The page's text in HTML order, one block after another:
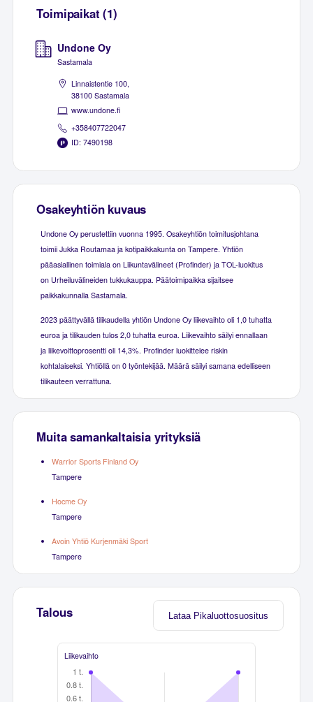
Toimipaikat (1)
Undone Oy
Sastamala
Linnaistentie 100,
38100 Sastamala
www.undone.fi
+358407722047
ID: 7490198
Osakeyhtiön kuvaus
Undone Oy perustettiin vuonna 1995. Osakeyhtiön toimitusjohtana
toimii Jukka Routamaa ja kotipaikkakunta on Tampere. Yhtiön
pääasiallinen toimiala on Liikuntavälineet (Profinder) ja TOL-luokitus
on Urheiluvälineiden tukkukauppa. Päätoimipaikka sijaitsee
paikkakunnalla Sastamala.
2023 päättyvällä tilikaudella yhtiön Undone Oy liikevaihto oli 1,0 tuhatta
euroa ja tilikauden tulos 2,0 tuhatta euroa. Liikevaihto säilyi ennallaan
ja liikevoittoprosentti oli 14,3%. Profinder luokittelee riskin
kohtalaiseksi. Yhtiöllä on 0 työntekijää. Määrä säilyi samana edelliseen
tilikauteen verrattuna.
Muita samankaltaisia yrityksiä
Warrior Sports Finland Oy
Tampere
Hocme Oy
Tampere
Avoin Yhtiö Kurjenmäki Sport
Tampere
Lataa Pikaluottosuositus
Talous
Liikevaihto